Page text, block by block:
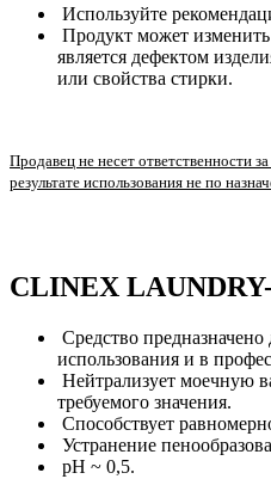
Используйте
Продукт может
является дефектом
или свойства стирки.
Продавец не несет ответственности
результате использования не по
CLINEX
Средство
использования и в
Нейтрализует моечную
требуемого значения.
Способствует
Устранение
pH ~ 0,5.